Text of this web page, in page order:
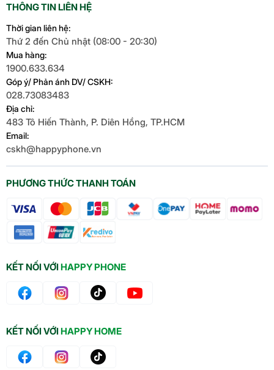
PHƯƠNG THỨC THANH TOÁN
KẾT NỐI VỚIHAPPY PHONE
THÔNG TIN LIÊN HỆ
Thời gian liên hệ:
Thứ 2 đến Chủ nhật (08:00 - 20:30)
Mua hàng:
1900.633.634
Góp ý/ Phản ánh DV/ CSKH:
028.73083483
Địa chỉ:
483 Tô Hiến Thành, P. Diên Hồng, TP.HCM
Email:
cskh@happyphone.vn
KẾT NỐI VỚIHAPPY HOME